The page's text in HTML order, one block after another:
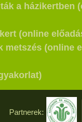
a házikertben
(online
metszés (online
Partnerek: